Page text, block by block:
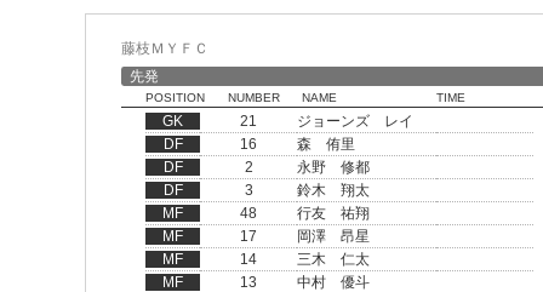
藤枝ＭＹＦＣ
先発
POSITION NUMBER NAME TIME
GK 21
ジョーンズ レイ
DF
16
森 侑里
DF
2
永野 修都
DF
3
鈴木 翔太
MF
48
行友 祐翔
MF
17
岡澤 昂星
MF
14
三木 仁太
MF
13
中村 優斗